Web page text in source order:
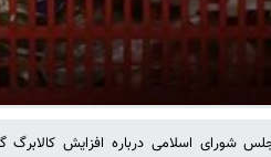
شورای اسلامی درباره افزایش کالابرگ